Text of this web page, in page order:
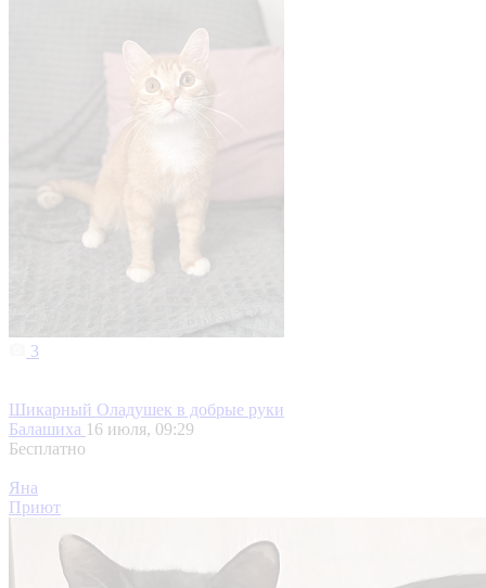
3
Шикарный Оладушек в добрые руки
Балашиха 16 июля, 09:29
Бесплатно
Яна
Приют